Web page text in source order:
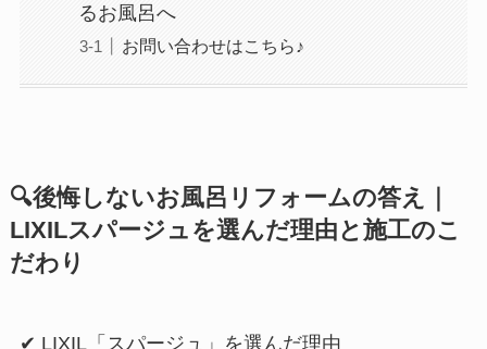
るお風呂へ
お問い合わせはこちら♪
🔍後悔しないお風呂リフォームの答え｜
LIXILスパージュを選んだ理由と施工のこ
だわり
✔ LIXIL「スパージュ」を選んだ理由